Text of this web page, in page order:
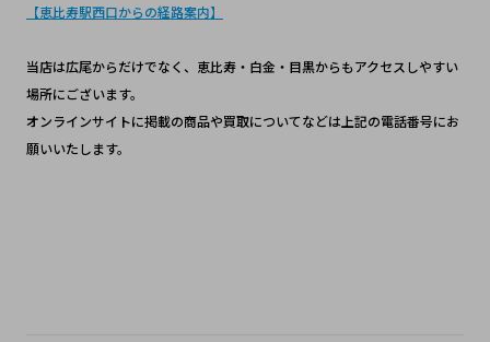
【恵比寿駅西口からの経路案内】
当店は広尾からだけでなく、恵比寿・白金・目黒からもアクセスしやすい
場所にございます。
オンラインサイトに掲載の商品や買取についてなどは上記の電話番号にお
願いいたします。